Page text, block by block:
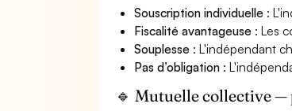
Souscription individuelle :
Fiscalité avantageuse : Les
Souplesse : L'indépendant
Pas d’obligation :
🔹 Mutuelle collective